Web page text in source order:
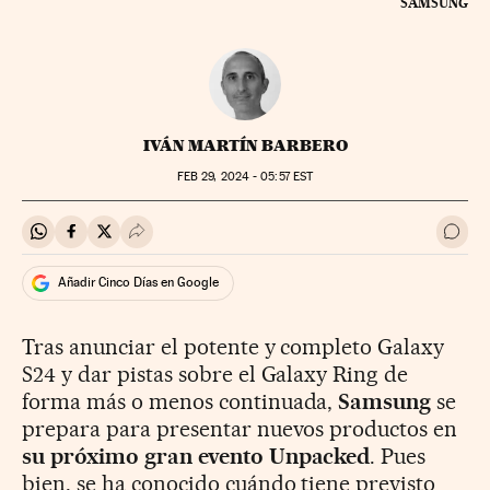
IVÁN MARTÍN BARBERO
FEB 29, 2024 - 05:57EST
Compartir en Whatsapp
Compartir en Facebook
Compartir en Twitter
Desplegar Redes Sociales Ir a
Añadir Cinco Días en Google
Tras anunciar el potente y completo Galaxy
S24 y dar pistas sobre el Galaxy Ring de
forma más o menos continuada,Samsung se
prepara para presentar nuevos productos en
su próximo gran evento Unpacked. Pues
bien, se ha conocido cuándo tiene previsto